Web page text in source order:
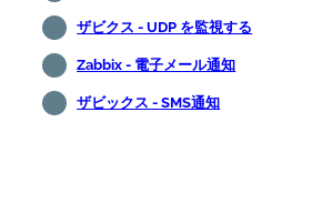
ザビクス - UDP を監視する
Zabbix - 電子メール通知
ザビックス - SMS通知